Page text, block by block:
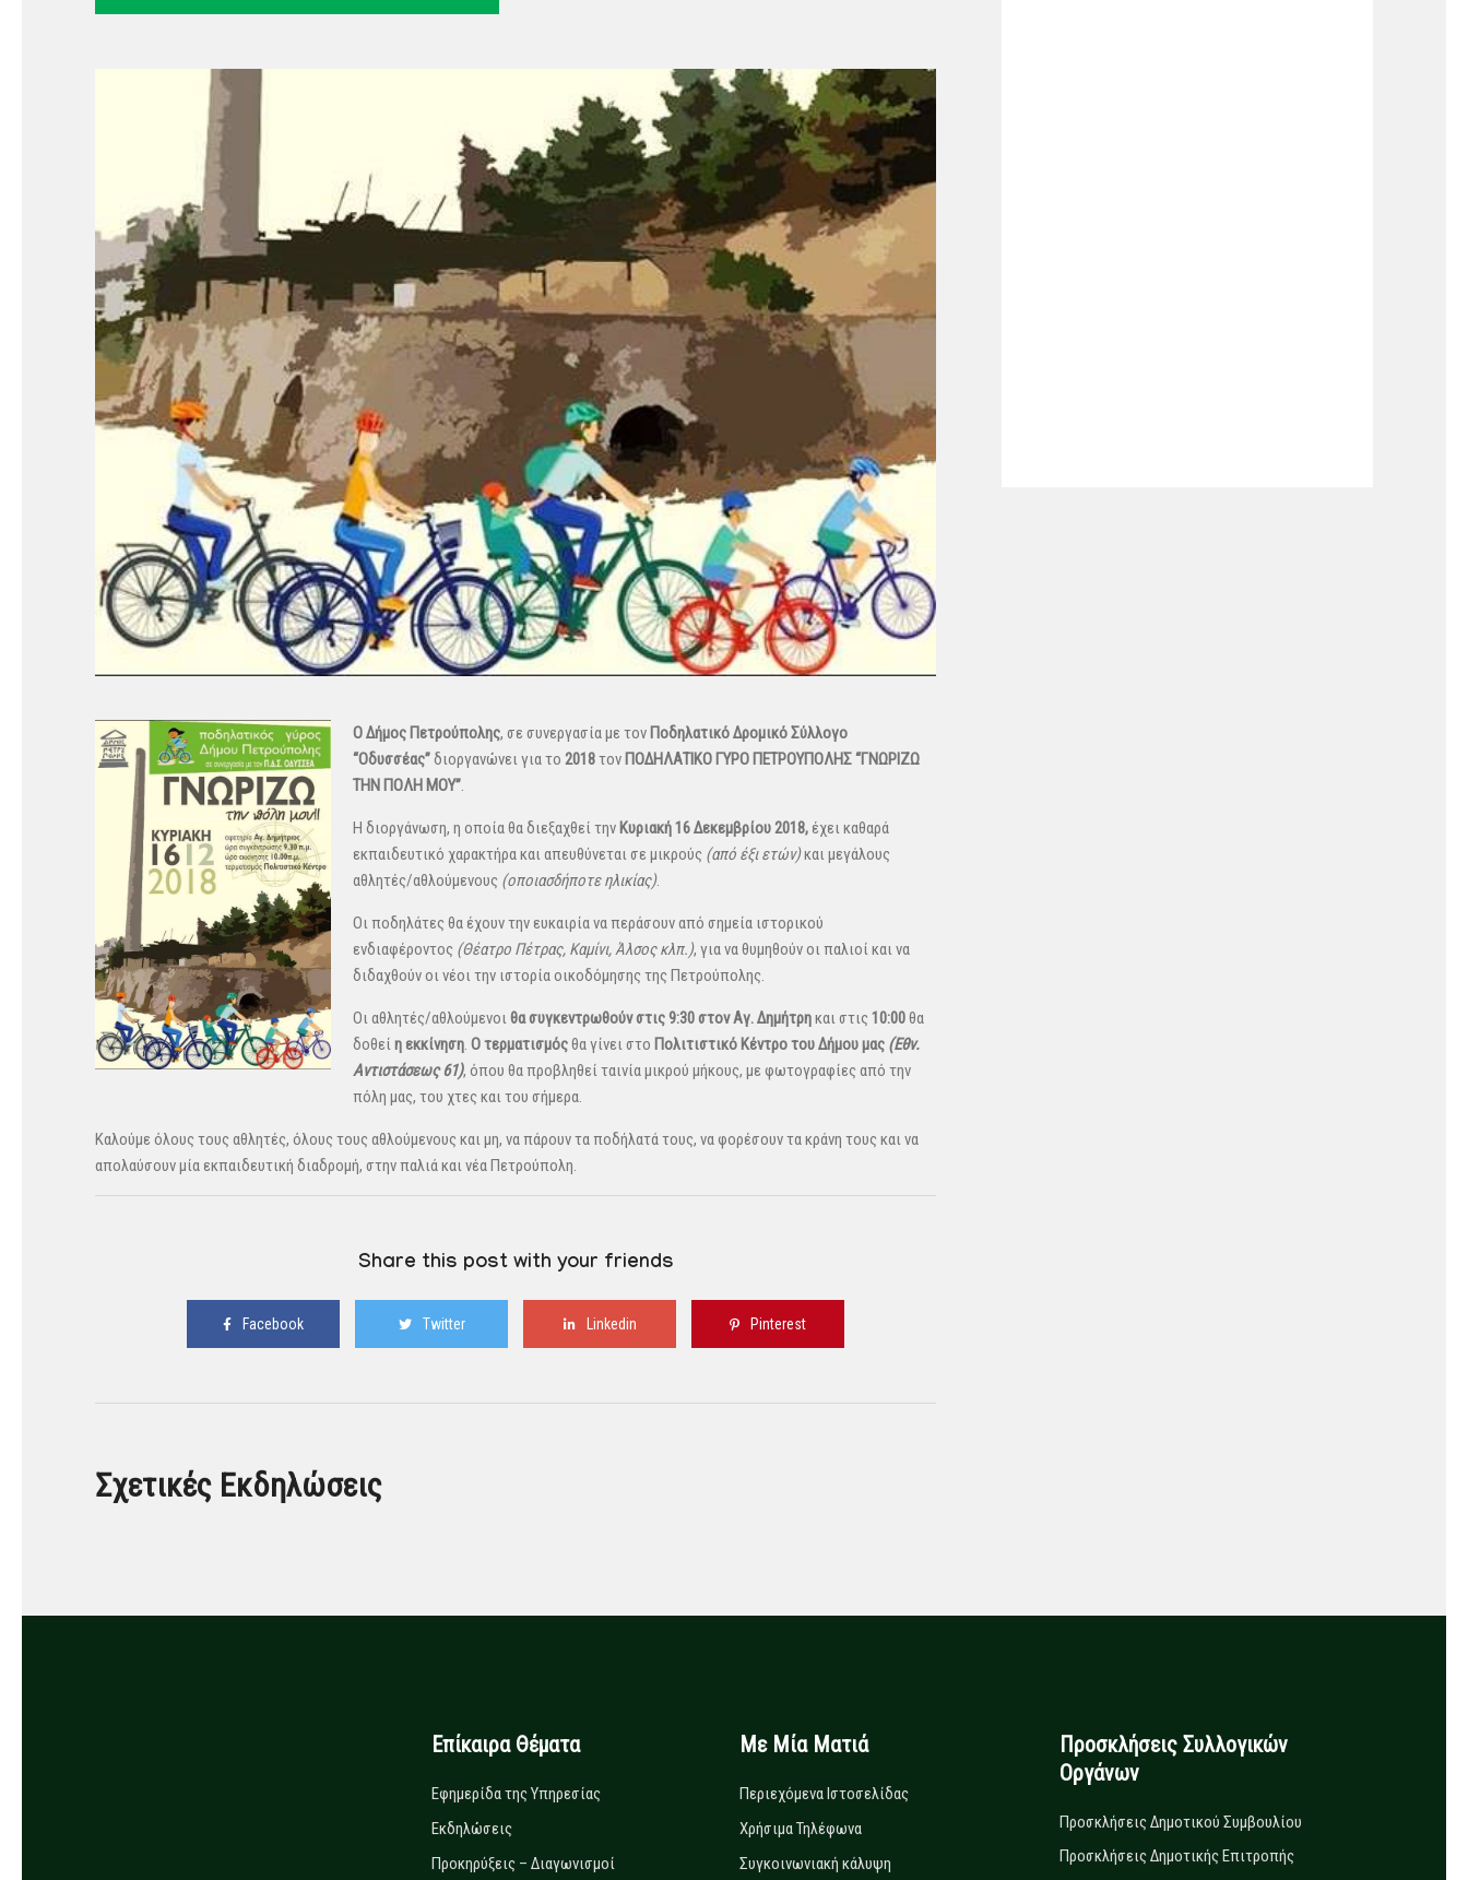
Ο Δήμος Πετρούπολης, σε συνεργασία με τον Ποδηλατικό Δρομικό Σύλλογο
“Οδυσσέας”διοργανώνει για το 2018τον ΠΟΔΗΛΑΤΙΚΟ ΓΥΡΟ ΠΕΤΡΟΥΠΟΛΗΣ “ΓΝΩΡΙΖΩ
ΤΗΝ ΠΟΛΗ ΜΟΥ”.
H διοργάνωση, η οποία θα διεξαχθεί την Κυριακή 16 Δεκεμβρίου 2018,έχει καθαρά
εκπαιδευτικό χαρακτήρα και απευθύνεται σε μικρούς (από έξι ετών)και μεγάλους
αθλητές/αθλούμενους (οποιασδήποτε ηλικίας).
Οι ποδηλάτες θα έχουν την ευκαιρία να περάσουν από σημεία ιστορικού
ενδιαφέροντος (Θέατρο Πέτρας, Καμίνι, Άλσος κλπ.), για να θυμηθούν οι παλιοί και να
διδαχθούν οι νέοι την ιστορία οικοδόμησης της Πετρούπολης.
Οι αθλητές/αθλούμενοιθα συγκεντρωθούν στις 9:30 στον Αγ. Δημήτρηκαι στις 10:00θα
δοθείη εκκίνηση. Ο τερματισμόςθα γίνει στο Πολιτιστικό Κέντρο του Δήμου μας (Εθν.
Αντιστάσεως 61), όπου θα προβληθεί ταινία μικρού μήκους, με φωτογραφίες από την
πόλη μας, του χτες και του σήμερα.
Καλούμε όλους τους αθλητές, όλους τους αθλούμενους και μη, να πάρουν τα ποδήλατά τους, να φορέσουν τα κράνη τους και να
απολαύσουν μία εκπαιδευτική διαδρομή, στην παλιά και νέα Πετρούπολη.
Share this post with your friends
Facebook Twitter Linkedin Pinterest
Σχετικές Εκδηλώσεις
Επίκαιρα Θέματα
Εφημερίδα της Υπηρεσίας
Εκδηλώσεις
Προκηρύξεις – Διαγωνισμοί
Με Μία Ματιά
Περιεχόμενα Ιστοσελίδας
Χρήσιμα Τηλέφωνα
Συγκοινωνιακή κάλυψη
Προσκλήσεις Συλλογικών
Οργάνων
Προσκλήσεις Δημοτικού Συμβουλίου
Προσκλήσεις Δημοτικής Επιτροπής